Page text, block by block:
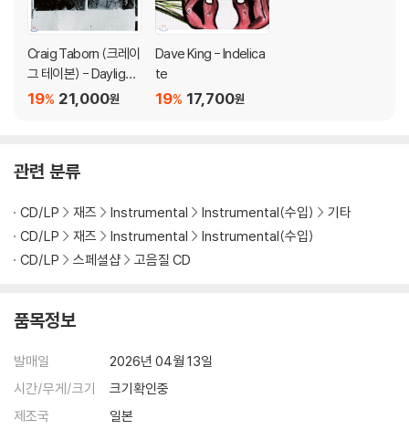
Craig Taborn (크레이
그 테이본) - Daylight
Ghosts21,000원
19%
Dave King - Indelica
te
17,700원
19%
관련 분류
CD/LP 재즈 Instrumental Instrumental(수입)
기타
CD/LP
재즈 Instrumental
Instrumental(수입)
CD/LP
스페셜샵 고음질 CD
품목정보
발매일
2026년 04월 13일
시간/무게/크기
크기확인중
제조국
일본